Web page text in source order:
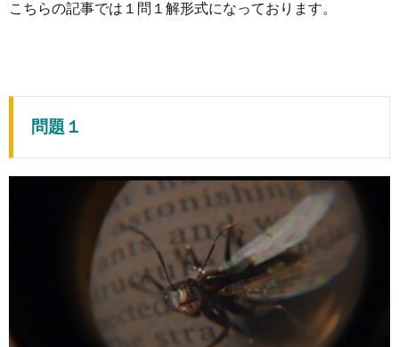
こちらの記事では１問１解形式になっております。
問題１